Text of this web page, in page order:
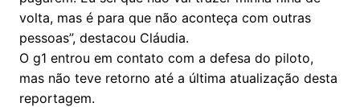
volta, mas é para que não aconteça com outras
pessoas”, destacou Cláudia.
O g1 entrou em contato com a defesa do piloto,
mas não teve retorno até a última atualização desta
reportagem.